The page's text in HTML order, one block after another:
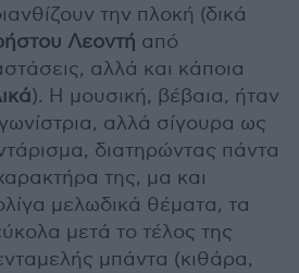
την πλοκή (δικά
Λεοντή από
αλλά και κάποια
). Η μουσική, βέβαια, ήταν
αλλά σίγουρα ως
διατηρώντας πάντα
της, μα και
μελωδικά θέματα, τα
μετά το τέλος της
μπάντα (κιθάρα,